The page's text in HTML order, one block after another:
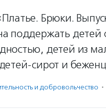
Брюки.
поддержать детей
детей из
сирот и
и доброволь­чест­во ·